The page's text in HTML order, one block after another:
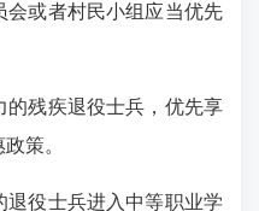
会或者村民小组应当优先
残疾退役士兵，优先享
策。
役士兵进入中等职业学